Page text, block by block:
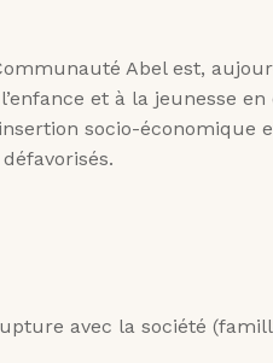
Abel est,
et à la jeunesse
socio-économique
avec la société